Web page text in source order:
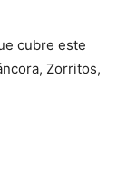
cubre este
Zorritos,